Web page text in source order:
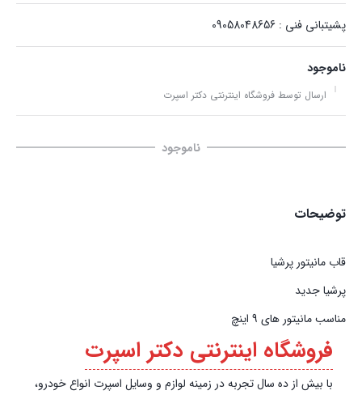
پشیتبانی فنی : 09058048656
ناموجود
ارسال توسط فروشگاه اینترنتی دکتر اسپرت
ناموجود
توضیحات
قاب مانیتور پرشیا
‏پرشیا ‏جدید
مناسب مانیتور های 9 اینچ
فروشگاه اینترنتی دکتر اسپرت
با بیش از ده سال تجربه در زمینه لوازم و وسایل اسپرت انواع خودرو،